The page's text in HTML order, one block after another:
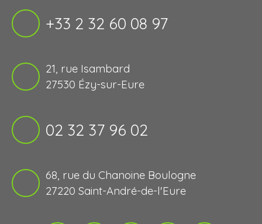
+33 2 32 60 08 97
21, rue Isambard
27530 Ézy-sur-Eure
02 32 37 96 02
68, rue du Chanoine Boulogne
27220 Saint-André-de-l'Eure